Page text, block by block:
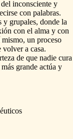
del inconsciente y
con palabras.
y grupales, donde la
con el alma y con
mismo, un proceso
volver a casa.
de que nadie cura
más grande actúa y